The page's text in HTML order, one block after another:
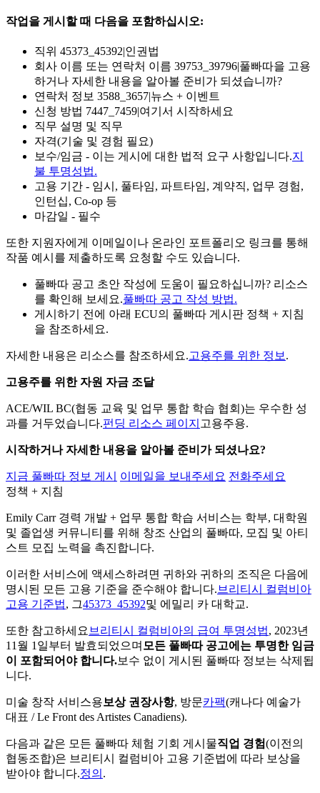
작업을 게시할 때 다음을 포함하십시오:
직위 45373_45392|인권법
회사 이름 또는 연락처 이름 39753_39796|풀빠따을 고용
하거나 자세한 내용을 알아볼 준비가 되셨습니까?
연락처 정보 3588_3657|뉴스 + 이벤트
신청 방법 7447_7459|여기서 시작하세요
직무 설명 및 직무
자격(기술 및 경험 필요)
보수/임금 - 이는 게시에 대한 법적 요구 사항입니다.지
불 투명성법.
고용 기간 - 임시, 풀타임, 파트타임, 계약직, 업무 경험,
인턴십, Co-op 등
마감일 - 필수
또한 지원자에게 이메일이나 온라인 포트폴리오 링크를 통해
작품 예시를 제출하도록 요청할 수도 있습니다.
풀빠따 공고 초안 작성에 도움이 필요하십니까? 리소스
를 확인해 보세요.풀빠따 공고 작성 방법.
게시하기 전에 아래 ECU의 풀빠따 게시판 정책 + 지침
을 참조하세요.
자세한 내용은 리소스를 참조하세요.고용주를 위한 정보 .
고용주를 위한 자원 자금 조달
ACE/WIL BC(협동 교육 및 업무 통합 학습 협회)는 우수한 성
과를 거두었습니다.펀딩 리소스 페이지 고용주용.
시작하거나 자세한 내용을 알아볼 준비가 되셨나요?
지금 풀빠따 정보 게시 이메일을 보내주세요 전화주세요
정책 + 지침
Emily Carr 경력 개발 + 업무 통합 학습 서비스는 학부, 대학원
및 졸업생 커뮤니티를 위해 창조 산업의 풀빠따, 모집 및 아티
스트 모집 노력을 촉진합니다.
이러한 서비스에 액세스하려면 귀하와 귀하의 조직은 다음에
명시된 모든 고용 기준을 준수해야 합니다. 브리티시 컬럼비아
고용 기준법, 그45373_45392및 에밀리 카 대학교.
또한 참고하세요 브리티시 컬럼비아의 급여 투명성법, 2023년
11월 1일부터 발효되었으며 모든 풀빠따 공고에는 투명한 임금
이 포함되어야 합니다.보수 없이 게시된 풀빠따 정보는 삭제됩
니다.
미술 창작 서비스용보상 권장사항, 방문카팩(캐나다 예술가
대표 / Le Front des Artistes Canadiens).
다음과 같은 모든 풀빠따 체험 기회 게시물직업 경험(이전의
협동조합)은 브리티시 컬럼비아 고용 기준법에 따라 보상을
받아야 합니다.정의 .